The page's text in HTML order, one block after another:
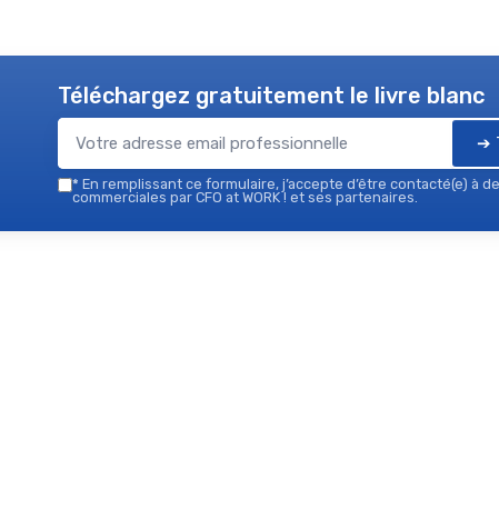
Téléchargez gratuitement le livre blanc
➔
* En remplissant ce formulaire, j’accepte d’être contacté(e) à
commerciales par CFO at WORK ! et ses partenaires.